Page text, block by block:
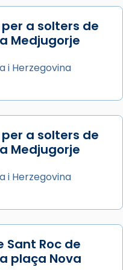
ha tingut lloc la
en agraïment al
visita apostòlica
i als
de Barcelona.
el cardenal Joan
la missa i l’ha
de Barcelona,
a solters de
Medjugorje
i Herzegovina
a solters de
Medjugorje
i Herzegovina
Sant Roc de
plaça Nova